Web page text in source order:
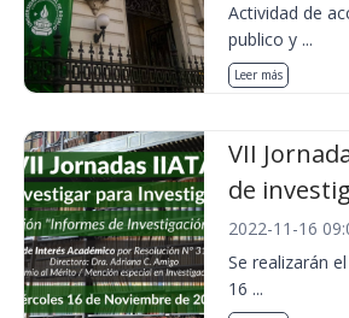
Actividad de
publico y ...
Leer más
VII
de
2022-11-16
Se realizarán
16 ...